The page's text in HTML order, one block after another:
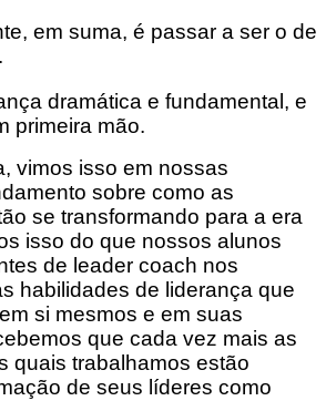
em suma, é passar a ser o de
dramática e fundamental, e
primeira mão.
vimos isso em nossas
sobre como as
se transformando para a era
isso do que nossos alunos
de leader coach nos
habilidades de liderança que
si mesmos e em suas
que cada vez mais as
quais trabalhamos estão
de seus líderes como